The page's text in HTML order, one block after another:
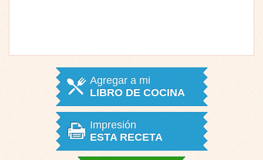
Agregar a mi
LIBRO DE COCINA
Impresión
ESTA RECETA